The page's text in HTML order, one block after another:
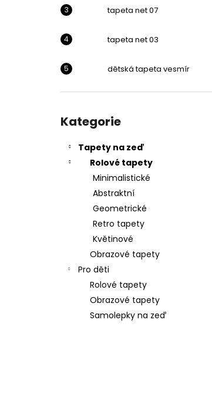
tapeta net 07
tapeta net 03
dětská tapeta vesmír
kategorie
Kategorie
Tapety na zeď
Rolové tapety
Minimalistické
Abstraktní
Geometrické
Retro tapety
Květinové
Obrazové tapety
Pro děti
Rolové tapety
Obrazové tapety
Samolepky na zeď